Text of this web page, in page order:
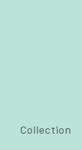
Collection